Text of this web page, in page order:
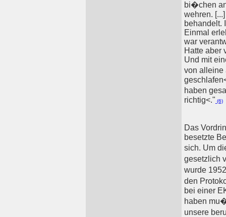
bi�chen
wehren.
behandelt.
Einmal
war
Hatte aber
Und mit
von alleine
haben
richtig<." (6)
Das
besetzte
sich. Um
gesetzlich
wurde
den
bei einer
haben
unsere